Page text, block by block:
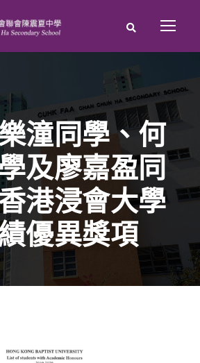
潼同學、何
及廖嘉盈同
港浸會大學
優異獎項